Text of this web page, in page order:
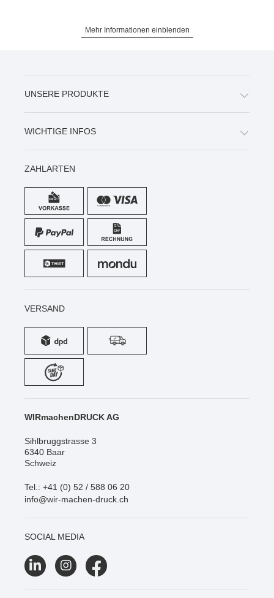
Mehr Informationen einblenden
UNSERE PRODUKTE
WICHTIGE INFOS
ZAHLARTEN
VERSAND
WIRmachenDRUCK AG
Sihlbruggstrasse 3
6340 Baar
Schweiz
Tel.: +41 (0) 52 / 588 06 20
info@wir-machen-druck.ch
SOCIAL MEDIA